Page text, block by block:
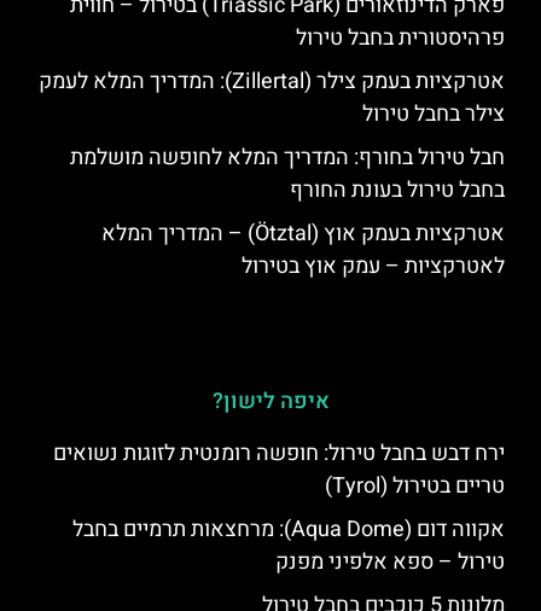
פרהיסטורית בחבל טירול
אטרקציות בעמק צילר (Zillertal): המדריך המלא לעמק
צילר בחבל טירול
חבל טירול בחורף: המדריך המלא לחופשה מושלמת
בחבל טירול בעונת החורף
אטרקציות בעמק אוץ (Ötztal) – המדריך המלא
לאטרקציות – עמק אוץ בטירול
איפה לישון?
ירח דבש בחבל טירול: חופשה רומנטית לזוגות נשואים
טריים בטירול (Tyrol)
אקווה דום (Aqua Dome): מרחצאות תרמיים בחבל
טירול – ספא אלפיני מפנק